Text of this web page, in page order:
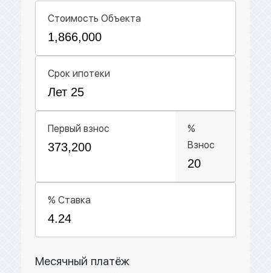
Стоимость Объекта
Срок ипотеки
Первый взнос
%
Взнос
% Ставка
Месячный платёж